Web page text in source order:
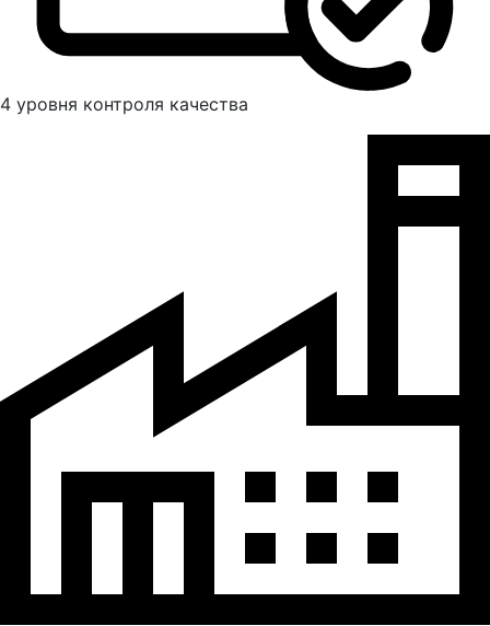
4 уровня контроля качества